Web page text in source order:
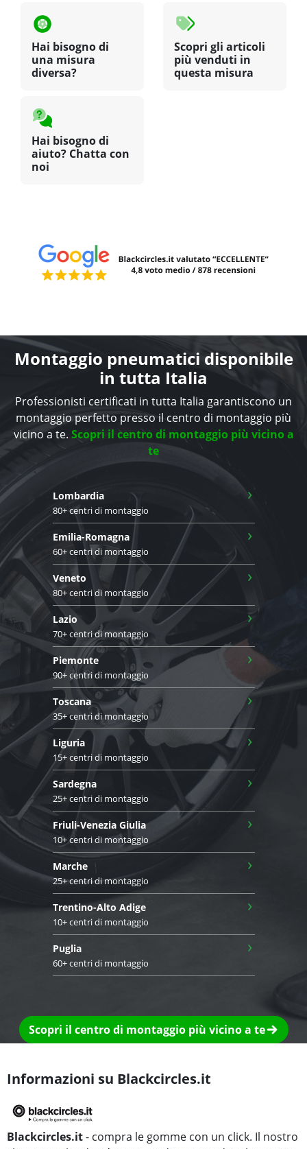
Hai bisogno di
una misura
diversa?
Scopri gli articoli
più venduti in
questa misura
Hai bisogno di
aiuto? Chatta con
noi
Montaggio pneumatici disponibile
in tutta Italia
Professionisti certificati in tutta Italia garantiscono un
montaggio perfetto presso il centro di montaggio più
vicino a te. Scopri il centro di montaggio più vicino a
te
Lombardia
80+ centri di montaggio
›
Emilia-Romagna
60+ centri di montaggio
›
Veneto
80+ centri di montaggio
›
Lazio
70+ centri di montaggio
›
Piemonte
90+ centri di montaggio
›
Toscana
35+ centri di montaggio
›
Liguria
15+ centri di montaggio
›
Sardegna
25+ centri di montaggio
›
Friuli-Venezia Giulia
10+ centri di montaggio
›
Marche
25+ centri di montaggio
›
Trentino-Alto Adige
10+ centri di montaggio
›
Puglia
60+ centri di montaggio
›
Scopri il centro di montaggio più vicino a te
Informazioni su Blackcircles.it
Blackcircles.it- compra le gomme con un click. Il nostro